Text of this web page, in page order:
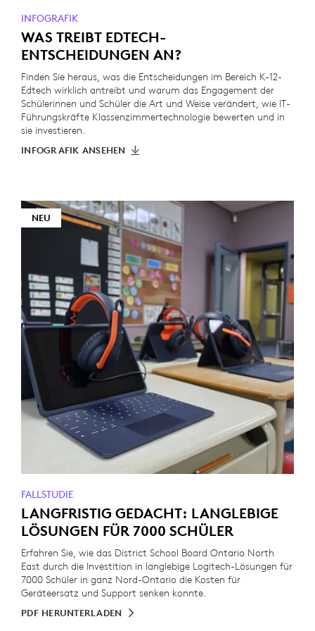
INFOGRAFIK
WAS TREIBT EDTECH-
ENTSCHEIDUNGEN AN?
Finden Sie heraus, was die Entscheidungen im Bereich K-12-
Edtech wirklich antreibt und warum das Engagement der
Schülerinnen und Schüler die Art und Weise verändert, wie IT-
Führungskräfte Klassenzimmertechnologie bewerten und in
sie investieren.
INFOGRAFIK ANSEHEN
NEU
FALLSTUDIE
LANGFRISTIG GEDACHT: LANGLEBIGE
LÖSUNGEN FÜR 7000 SCHÜLER
Erfahren Sie, wie das District School Board Ontario North
East durch die Investition in langlebige Logitech-Lösungen für
7000 Schüler in ganz Nord-Ontario die Kosten für
Geräteersatz und Support senken konnte.
PDF HERUNTERLADEN